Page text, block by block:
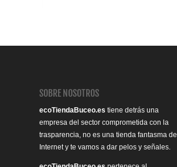
SOBRE NOSOTROS
ecoTiendaBuceo.es tiene detrás una
empresa del sector comprometida con la
trasparencia, no es una tienda fantasma de
Internet y te vamos a dar pelos y señales.